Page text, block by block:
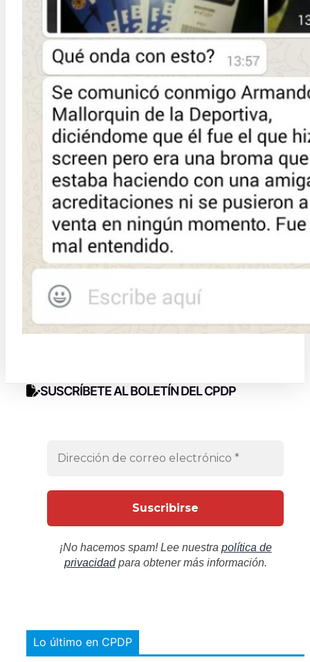
SUSCRÍBETE AL BOLETÍN DEL CPDP
¡No hacemos spam! Lee nuestra política de
privacidadpara obtener más información.
Lo último en CPDP